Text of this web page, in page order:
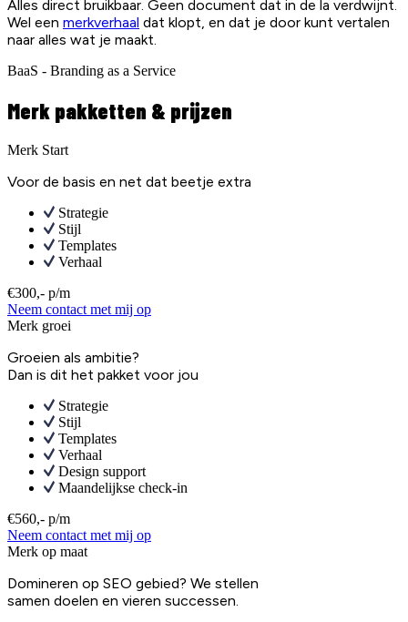
Alles direct bruikbaar. Geen document dat in de la verdwijnt.
Wel een merkverhaal dat klopt, en dat je door kunt vertalen
naar alles wat je maakt.
BaaS - Branding as a Service
Merk pakketten & prijzen
Merk Start
Voor de basis en net dat beetje extra
Strategie
Stijl
Templates
Verhaal
€300,- p/m
Neem contact met mij op
Merk groei
Groeien als ambitie?
Dan is dit het pakket voor jou
Strategie
Stijl
Templates
Verhaal
Design support
Maandelijkse check-in
€560,- p/m
Neem contact met mij op
Merk op maat
Domineren op SEO gebied? We stellen
samen doelen en vieren successen.